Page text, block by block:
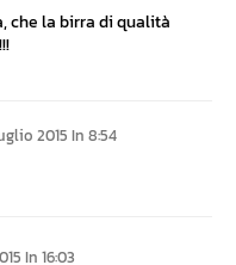
che la birra di qualità
2015 In 8:54
In 16:03